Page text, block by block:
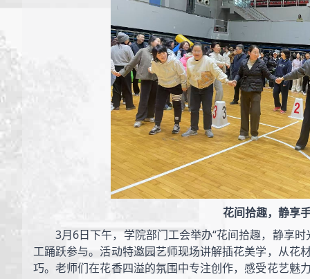
花间拾趣，静享
3月6日下午，学院部门工会举办“花间拾趣，静享
工踊跃参与。活动特邀园艺师现场讲解插花美学，从花
巧。老师们在花香四溢的氛围中专注创作，感受花艺魅